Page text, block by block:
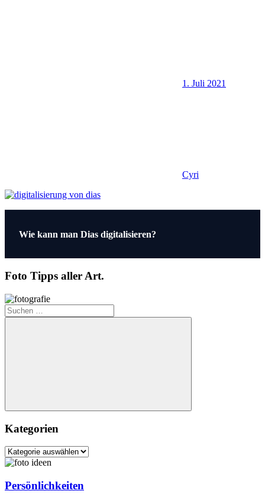
1. Juli 2021
Cyri
Beitragsnavigation
Vorheriger
Wie kann man Dias digitalisieren?
Foto Tipps aller Art.
Suchen
nach:
Suchen
Kategorien
Kategorien
Persönlichkeiten